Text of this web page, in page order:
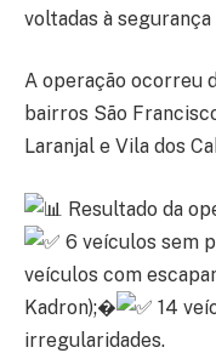
voltadas à
A operação ocorreu
bairros São
Laranjal e Vila dos
Resultado da
6 veículos sem
veículos com
Kadron);�
14
irregularidades.